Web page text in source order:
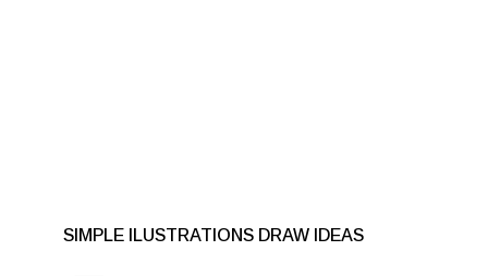
SIMPLE ILUSTRATIONS DRAW IDEAS